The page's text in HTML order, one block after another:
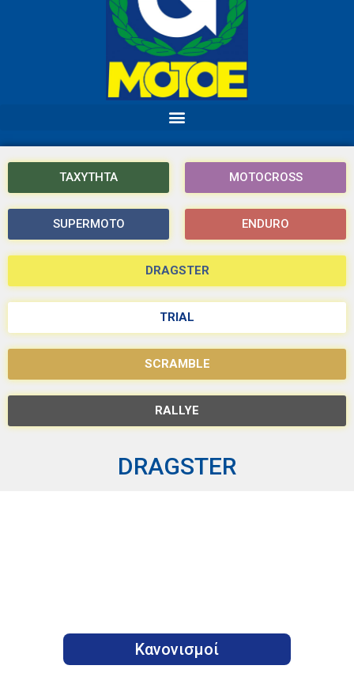
ΤΑΧΥΤΗΤΑ MOTOCROSS
SUPERMOTO ENDURO
DRAGSTER
TRIAL
SCRAMBLE
RALLYE
DRAGSTER
Κανονισμοί